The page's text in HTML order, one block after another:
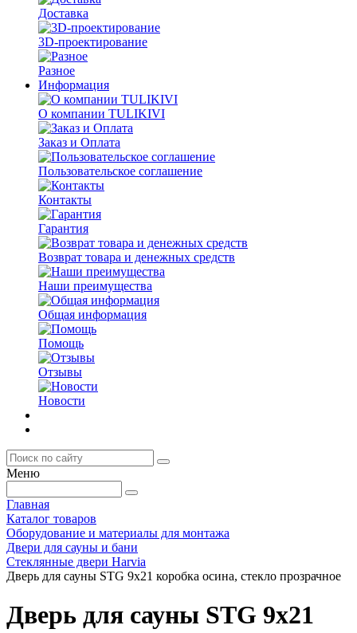
Доставка
3D-проектирование
Разное
Информация
О компании TULIKIVI
Заказ и Оплата
Пользовательское соглашение
Контакты
Гарантия
Возврат товара и денежных средств
Наши преимущества
Общая информация
Помощь
Отзывы
Новости
Меню
Главная
Каталог товаров
Оборудование и материалы для монтажа
Двери для сауны и бани
Стеклянные двери Harvia
Дверь для сауны STG 9x21 коробка осина, стекло прозрачное
Дверь для сауны STG 9x21